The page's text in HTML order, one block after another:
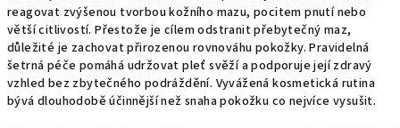
reagovat zvýšenou tvorbou kožního mazu, pocitem pnutí nebo
větší citlivostí. Přestože je cílem odstranit přebytečný maz,
důležité je zachovat přirozenou rovnováhu pokožky. Pravidelná
šetrná péče pomáhá udržovat pleť svěží a podporuje její zdravý
vzhled bez zbytečného podráždění. Vyvážená kosmetická rutina
bývá dlouhodobě účinnější než snaha pokožku co nejvíce vysušit.